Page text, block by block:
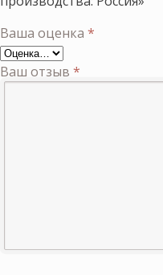
Ваша оценка *
Ваш отзыв *